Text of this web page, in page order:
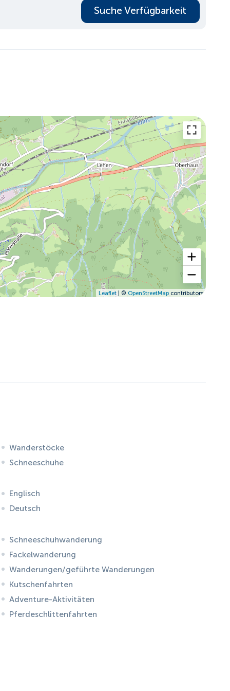
Suche Verfügbarkeit
Leaflet| © OpenStreetMapcontributors
Wanderstöcke
Schneeschuhe
Englisch
Deutsch
Schneeschuhwanderung
Fackelwanderung
Wanderungen/geführte Wanderungen
Kutschenfahrten
Adventure-Aktivitäten
Pferdeschlittenfahrten